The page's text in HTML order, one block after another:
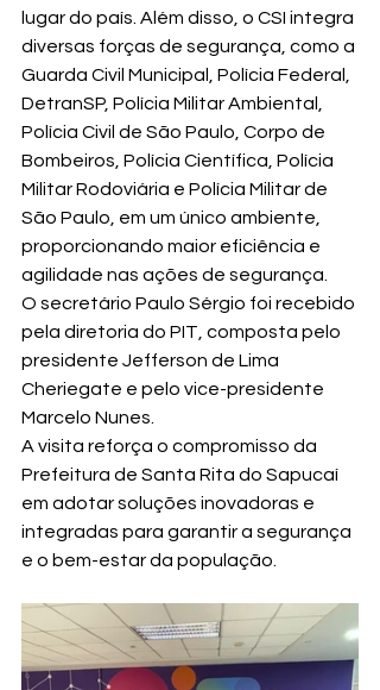
lugar do país. Além disso, o CSI integra
diversas forças de segurança, como a
Guarda Civil Municipal, Polícia Federal,
DetranSP, Polícia Militar Ambiental,
Polícia Civil de São Paulo, Corpo de
Bombeiros, Polícia Científica, Polícia
Militar Rodoviária e Polícia Militar de
São Paulo, em um único ambiente,
proporcionando maior eficiência e
agilidade nas ações de segurança.
O secretário Paulo Sérgio foi recebido
pela diretoria do PIT, composta pelo
presidente Jefferson de Lima
Cheriegate e pelo vice-presidente
Marcelo Nunes.
A visita reforça o compromisso da
Prefeitura de Santa Rita do Sapucaí
em adotar soluções inovadoras e
integradas para garantir a segurança
e o bem-estar da população.